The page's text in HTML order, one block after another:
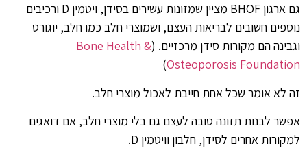
גם ארגון BHOF מציין שמזונות עשירים בסידן, ויטמין D ורכיבים
נוספים חשובים לבריאות העצם, ושמוצרי חלב כמו חלב, יוגורט
וגבינה הם מקורות סידן מרכזיים. (Bone Health &
Osteoporosis Foundation
)
זה לא אומר שכל אחת חייבת לאכול מוצרי חלב.
אפשר לבנות תזונה טובה לעצם גם בלי מוצרי חלב, אם דואגים
למקורות אחרים לסידן, חלבון וויטמין D.